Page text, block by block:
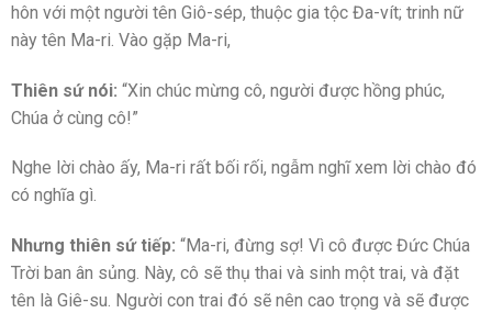
hôn với một người tên Giô-sép, thuộc gia tộc Đa-vít; trinh nữ
này tên Ma-ri. Vào gặp Ma-ri,
Thiên sứ nói: “Xin chúc mừng cô, người được hồng phúc,
Chúa ở cùng cô!”
Nghe lời chào ấy, Ma-ri rất bối rối, ngẫm nghĩ xem lời chào đó
có nghĩa gì.
Nhưng thiên sứ tiếp: “Ma-ri, đừng sợ! Vì cô được Đức Chúa
Trời ban ân sủng. Này, cô sẽ thụ thai và sinh một trai, và đặt
tên là Giê-su. Người con trai đó sẽ nên cao trọng và sẽ được